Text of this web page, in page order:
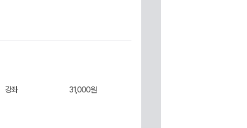
강좌 31,000원